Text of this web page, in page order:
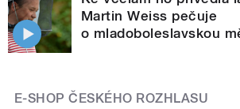
Martin Weiss pečuje
o mladoboleslavskou
E-SHOP ČESKÉHO ROZHLASU